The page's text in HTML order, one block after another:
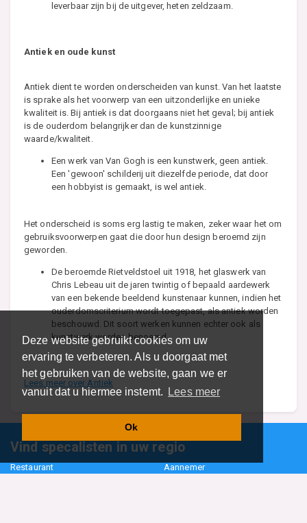
Deze website gebruikt cookies om uw
ervaring te verbeteren. Als u doorgaat met
het gebruiken van de website, gaan we er
vanuit dat u hiermee instemt.
Lees meer
Ok
leverbaar zijn bij de uitgever, heten zeldzaam.
Antiek en oude kunst
Antiek dient te worden onderscheiden van kunst. Van het laatste
is sprake als het voorwerp van een uitzonderlijke en unieke
kwaliteit is. Bij antiek is dat doorgaans niet het geval; bij antiek
is de ouderdom belangrijker dan de kunstzinnige
waarde/kwaliteit.
Een werk van Van Gogh is een kunstwerk, geen antiek.
Een 'gewoon' schilderij uit diezelfde periode, dat door
een hobbyist is gemaakt, is wel antiek.
Het onderscheid is soms erg lastig te maken, zeker waar het om
gebruiksvoorwerpen gaat die door hun design beroemd zijn
geworden.
De beroemde Rietveldstoel uit 1918, het glaswerk van
Chris Lebeau uit de jaren twintig of bepaald aardewerk
van een bekende beeldend kunstenaar kunnen, indien het
ouderdomscriterium wordt toegepast, als antiek worden
beschouwd. Dit soort werken kunnen echter ook als
kunstwerk worden benoemd.
Lees meer over Antiek
Vind specalisten in uw regio
Restaurant Aannemer